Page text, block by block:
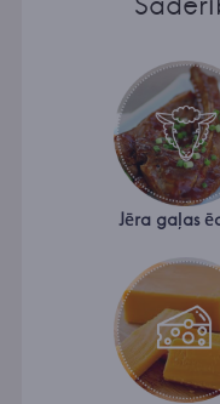
Jēra gaļas